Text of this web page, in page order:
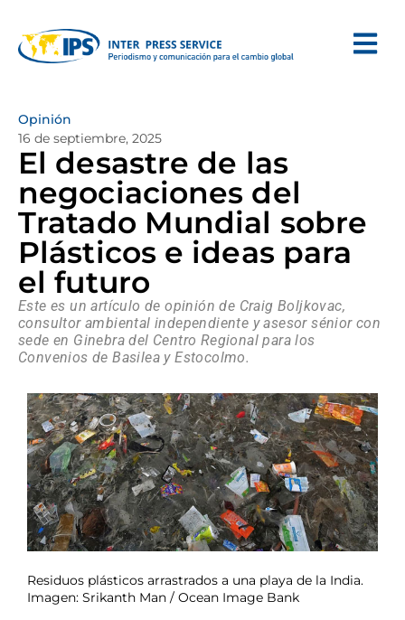
Opinión
16 de septiembre, 2025
El desastre de las
negociaciones del
Tratado Mundial sobre
Plásticos e ideas para
el futuro
Este es un artículo de opinión de Craig Boljkovac,
consultor ambiental independiente y asesor sénior con
sede en Ginebra del Centro Regional para los
Convenios de Basilea y Estocolmo.
Residuos plásticos arrastrados a una playa de la India.
Imagen: Srikanth Man / Ocean Image Bank